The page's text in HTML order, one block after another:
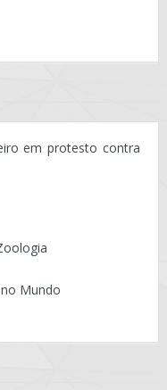
em protesto contra
Mundo